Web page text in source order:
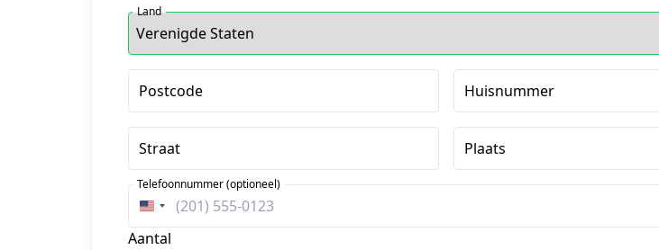
Land
Postcode Huisnummer
Straat Plaats
Verenigde
Staten
Telefoonnummer (optioneel)
Aantal